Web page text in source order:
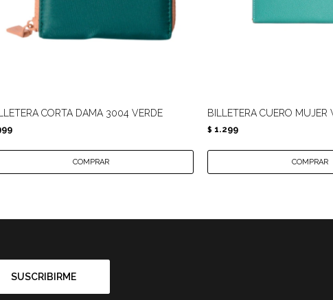
CORTA DAMA 3004 VERDE BILLETERA CUERO MUJER
$ 1.299
SUSCRIBIRME